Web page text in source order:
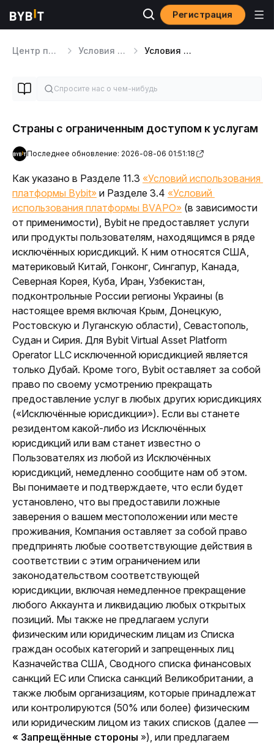
Регистрация
Центр помощи Условия обслуживания Условия предоставления услуг
Страны с ограниченным доступом к услугам
Последнее обновление: 2026-08-06 01:51:18
Как указано в Разделе 11.3 «Условий использования
платформы Bybit» и Разделе 3.4 «Условий
использования платформы BVAPO» (в зависимости
от применимости), Bybit не предоставляет услуги
или продукты пользователям, находящимся в ряде
исключённых юрисдикций. К ним относятся США,
материковый Китай, Гонконг, Сингапур, Канада,
Северная Корея, Куба, Иран, Узбекистан,
подконтрольные России регионы Украины (в
настоящее время включая Крым, Донецкую,
Ростовскую и Луганскую области), Севастополь,
Судан и Сирия. Для Bybit Virtual Asset Platform
Operator LLC исключенной юрисдикцией является
только Дубай. Кроме того, Bybit оставляет за собой
право по своему усмотрению прекращать
предоставление услуг в любых других юрисдикциях
(«Исключённые юрисдикции»). Если вы станете
резидентом какой-либо из Исключённых
юрисдикций или вам станет известно о
Пользователях из любой из Исключённых
юрисдикций, немедленно сообщите нам об этом.
Вы понимаете и подтверждаете, что если будет
установлено, что вы предоставили ложные
заверения о вашем местоположении или месте
проживания, Компания оставляет за собой право
предпринять любые соответствующие действия в
соответствии с этим ограничением или
законодательством соответствующей
юрисдикции, включая немедленное прекращение
любого Аккаунта и ликвидацию любых открытых
позиций. Мы также не предлагаем услуги
физическим или юридическим лицам из Списка
граждан особых категорий и запрещенных лиц
Казначейства США, Сводного списка финансовых
санкций ЕС или Списка санкций Великобритании, а
также любым организациям, которые принадлежат
или контролируются (50% или более) физическим
« Запрещённые стороны »), или предлагаем